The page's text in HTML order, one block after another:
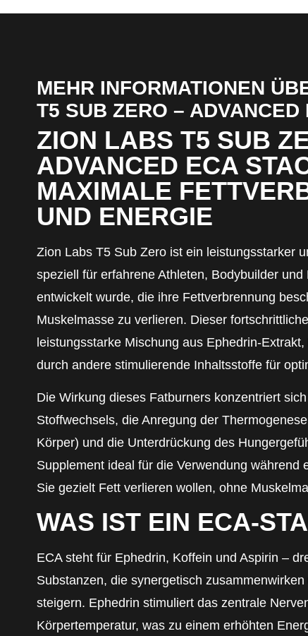
MEHR INFORMATIONEN
T5 SUB ZERO – ADVANCED
ZION LABS T5 SUB
ADVANCED ECA
MAXIMALE
UND ENERGIE
Zion Labs T5 Sub Zero ist ein leistungsstarker
speziell für erfahrene Athleten, Bodybuilder und
entwickelt wurde, die ihre Fettverbrennung
Muskelmasse zu verlieren. Dieser
leistungsstarke Mischung aus Ephedrin-
durch andere stimulierende Inhaltsstoffe für
Die Wirkung dieses Fatburners konzentriert
Stoffwechsels, die Anregung der
Körper) und die Unterdrückung des
Supplement ideal für die Verwendung während
Sie gezielt Fett verlieren wollen, ohne
WAS IST EIN ECA-
ECA steht für Ephedrin, Koffein und Aspirin –
Substanzen, die synergetisch
steigern. Ephedrin stimuliert das zentrale
Körpertemperatur, was zu einem erhöhten